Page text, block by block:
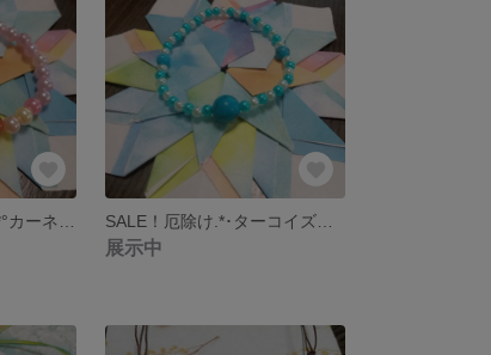
展示中